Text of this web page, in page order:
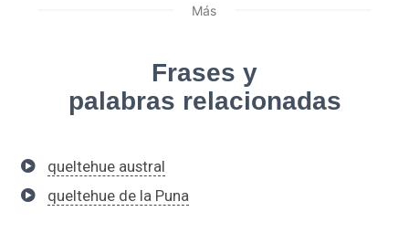
Más
Frases y
palabras relacionadas
queltehue austral
queltehue de la Puna